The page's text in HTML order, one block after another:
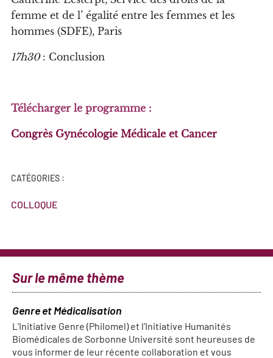
Sur le même thème
Genre et Médicalisation
L’Initiative Genre (Philomel) et l’Initiative Humanités
Biomédicales de Sorbonne Université sont heureuses de
vous informer de leur récente collaboration et vous
femme et de l’ égalité entre les femmes et les
hommes (SDFE), Paris
17h30 : Conclusion
Télécharger le programme :
Congrès Gynécologie Médicale et Cancer
CATÉGORIES :
COLLOQUE